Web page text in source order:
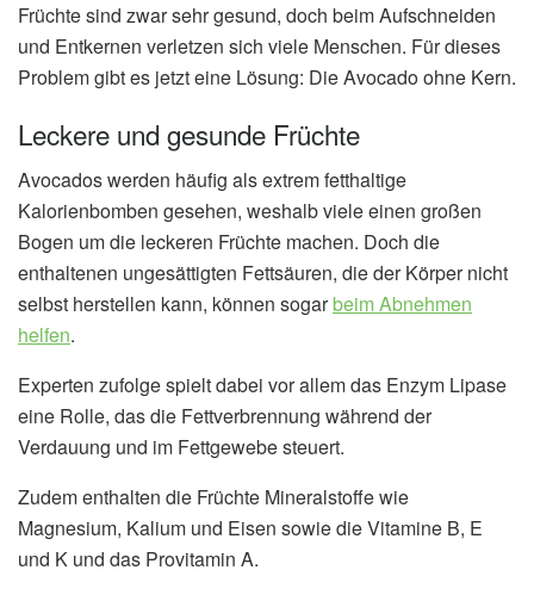
Früchte sind zwar sehr gesund, doch beim Aufschneiden
und Entkernen verletzen sich viele Menschen. Für dieses
Problem gibt es jetzt eine Lösung: Die Avocado ohne Kern.
Leckere und gesunde Früchte
Avocados werden häufig als extrem fetthaltige
Kalorienbomben gesehen, weshalb viele einen großen
Bogen um die leckeren Früchte machen. Doch die
enthaltenen ungesättigten Fettsäuren, die der Körper nicht
selbst herstellen kann, können sogarbeim Abnehmen
helfen.
Experten zufolge spielt dabei vor allem das Enzym Lipase
eine Rolle, das die Fettverbrennung während der
Verdauung und im Fettgewebe steuert.
Zudem enthalten die Früchte Mineralstoffe wie
Magnesium, Kalium und Eisen sowie die Vitamine B, E
und K und das Provitamin A.